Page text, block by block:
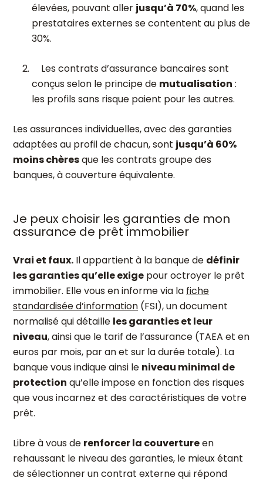
élevées, pouvant aller jusqu’à 70%, quand les
prestataires externes se contentent au plus de
30%.
Les contrats d’assurance bancaires sont
conçus selon le principe de mutualisation :
les profils sans risque paient pour les autres.
Les assurances individuelles, avec des garanties
adaptées au profil de chacun, sont jusqu’à 60%
moins chèresque les contrats groupe des
banques, à couverture équivalente.
Je peux choisir les garanties de mon
assurance de prêt immobilier
Vrai et faux. Il appartient à la banque de définir
les garanties qu’elle exige pour octroyer le prêt
immobilier. Elle vous en informe via la fiche
standardisée d’information (FSI), un document
normalisé qui détaille les garanties et leur
niveau, ainsi que le tarif de l’assurance (TAEA et en
euros par mois, par an et sur la durée totale). La
banque vous indique ainsi le niveau minimal de
protection qu’elle impose en fonction des risques
que vous incarnez et des caractéristiques de votre
prêt.
Libre à vous de renforcer la couvertureen
rehaussant le niveau des garanties, le mieux étant
de sélectionner un contrat externe qui répond